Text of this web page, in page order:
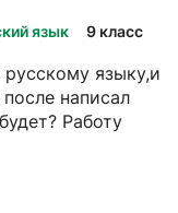
язык 9 класс
языку,и
написал
Работу